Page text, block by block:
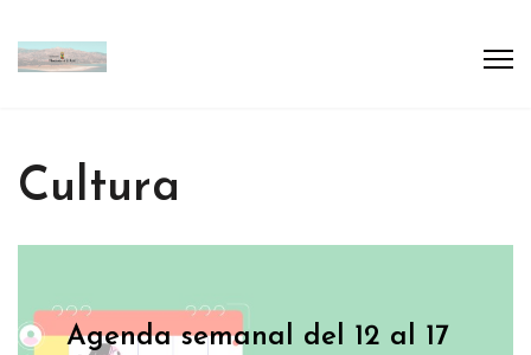
Cultura
Agenda semanal del 12 al 17